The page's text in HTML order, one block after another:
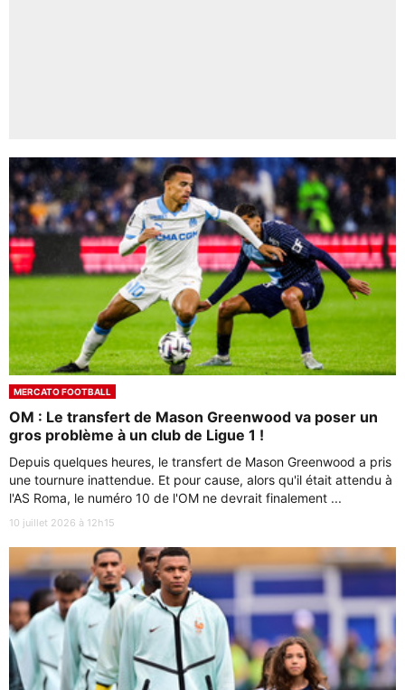
MERCATO FOOTBALL
OM : Le transfert de Mason Greenwood va poser un
gros problème à un club de Ligue 1 !
Depuis quelques heures, le transfert de Mason Greenwood a pris
une tournure inattendue. Et pour cause, alors qu'il était attendu à
l'AS Roma, le numéro 10 de l'OM ne devrait finalement ...
10 juillet 2026 à 12h15